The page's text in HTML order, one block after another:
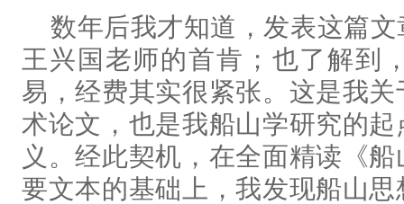
数年后我才知道，发表这篇
王兴国老师的首肯；也了解到
易，经费其实很紧张。这是我
术论文，也是我船山学研究的
义。经此契机，在全面精读《
要文本的基础上，我发现船山